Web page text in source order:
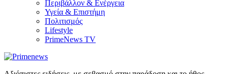
Περιβάλλον & Ενέργεια
Υγεία & Επιστήμη
Πολιτισμός
Lifestyle
PrimeNews TV